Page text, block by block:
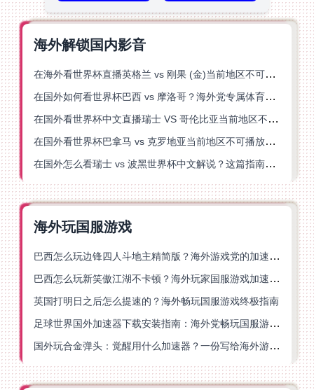
海外解锁国内影音
在海外看世界杯直播英格兰 vs 刚果 (金)当前地区不可播放？这篇指南帮你突破所有限制
在国外如何看世界杯巴西 vs 摩洛哥？海外党专属体育观赛指南来了
在国外看世界杯中文直播瑞士 VS 哥伦比亚当前地区不可播放？这篇指南帮你搞定
在国外看世界杯巴拿马 vs 克罗地亚当前地区不可播放？这篇指南帮你轻松解决海外体育直播难题
在国外怎么看瑞士 vs 波黑世界杯中文解说？这篇指南帮你搞定所有地区限制问题
海外玩国服游戏
巴西怎么玩边锋四人斗地主精简版？海外游戏党的加速器终极选择
巴西怎么玩新笑傲江湖不卡顿？海外玩家国服游戏加速终极指南（附猫和老鼠一梦江湖实测）
英国打明日之后怎么提速的？海外畅玩国服游戏终极指南
足球世界国外加速器下载安装指南：海外党畅玩国服游戏的终极解决方案
国外玩合金弹头：觉醒用什么加速器？一份写给海外游子的畅玩指南